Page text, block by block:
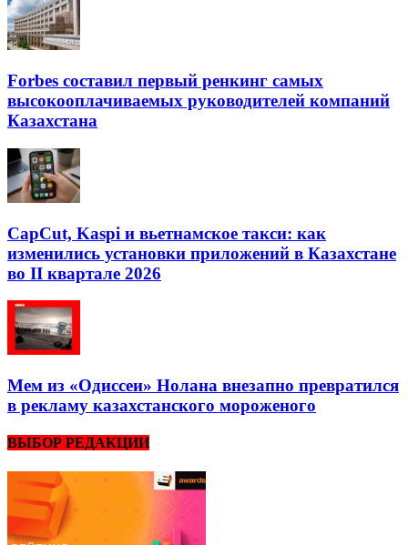
Forbes составил первый ренкинг самых
высокооплачиваемых руководителей компаний
Казахстана
CapCut, Kaspi и вьетнамское такси: как
изменились установки приложений в Казахстане
во II квартале 2026
Мем из «Одиссеи» Нолана внезапно превратился
в рекламу казахстанского мороженого
ВЫБОР РЕДАКЦИИ